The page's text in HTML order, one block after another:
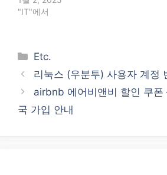
"IT"에서
Categories
Etc.
리눅스 (우분투) 사용자 계정
airbnb 에어비앤비 할인 쿠폰
국 가입 안내